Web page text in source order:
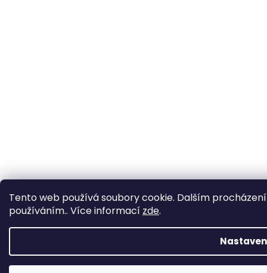
Tento web používá soubory cookie. Dalším
používáním.. Více informací zde.